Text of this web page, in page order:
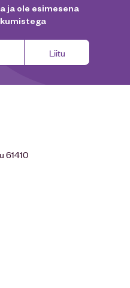
ja ole esimesena
Liitu
61410